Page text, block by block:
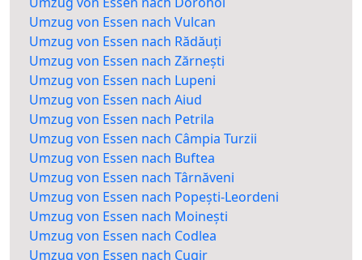
Umzug von Essen nach Vulcan
Umzug von Essen nach Rădăuți
Umzug von Essen nach Zărnești
Umzug von Essen nach Lupeni
Umzug von Essen nach Aiud
Umzug von Essen nach Petrila
Umzug von Essen nach Câmpia Turzii
Umzug von Essen nach Buftea
Umzug von Essen nach Târnăveni
Umzug von Essen nach Popești-Leordeni
Umzug von Essen nach Moinești
Umzug von Essen nach Codlea
Umzug von Essen nach Cugir